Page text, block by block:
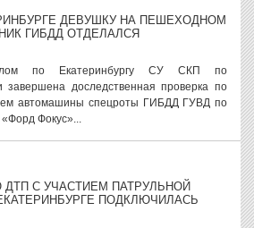
ДЕВУШКУ НА ПЕШЕХОДНОМ
ГИБДД ОТДЕЛАЛСЯ
по Екатеринбургу СУ СКП по
завершена доследственная проверка по
автомашины спецроты ГИБДД ГУВД по
Фокус»...
С УЧАСТИЕМ ПАТРУЛЬНОЙ
ПОДКЛЮЧИЛАСЬ